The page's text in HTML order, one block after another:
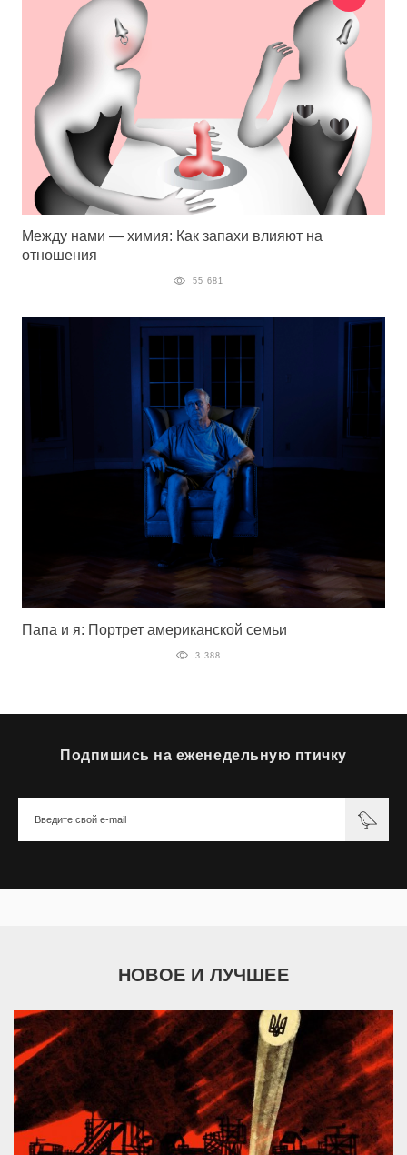
Между нами — химия: Как запахи влияют на
отношения
55 681
Папа и я: Портрет американской семьи
3 388
Подпишись на еженедельную птичку
НОВОЕ И ЛУЧШЕЕ